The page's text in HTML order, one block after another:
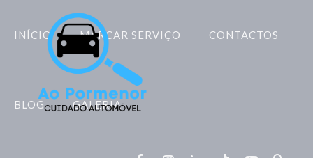
INÍCIO MARCAR SERVIÇO CONTACTOS
BLOG GALERIA